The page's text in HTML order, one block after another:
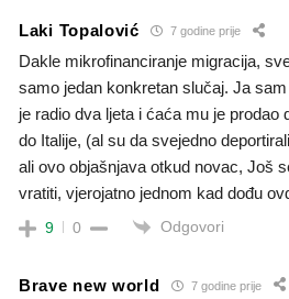
Laki Topalović 7 godine prije
Dakle mikrofinanciranje migracija,
samo jedan konkretan slučaj. Ja
je radio dva ljeta i ćaća mu je prodao
do Italije, (al su da svejedno
ali ovo objašnjava otkud novac, Još
vratiti, vjerojatno jednom kad dođu
9 0 Odgovori
Brave new world 7 godine prije